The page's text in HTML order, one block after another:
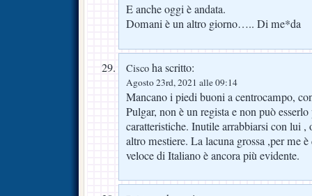
E anche oggi è andata.
Domani è un altro giorno….. Di me*da
Cisco ha scritto:
Agosto 23rd, 2021 alle 09:14
Mancano i piedi buoni a centrocampo,
Pulgar, non è un regista e non può
caratteristiche. Inutile arrabbiarsi con lui ,
altro mestiere. La lacuna grossa ,per me
veloce di Italiano è ancora più evidente.